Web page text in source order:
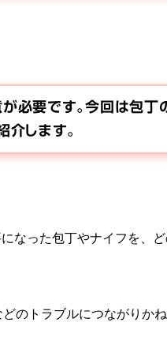
必要です。今回は包丁
します。
なった包丁やナイフを、
のトラブルにつながりかね